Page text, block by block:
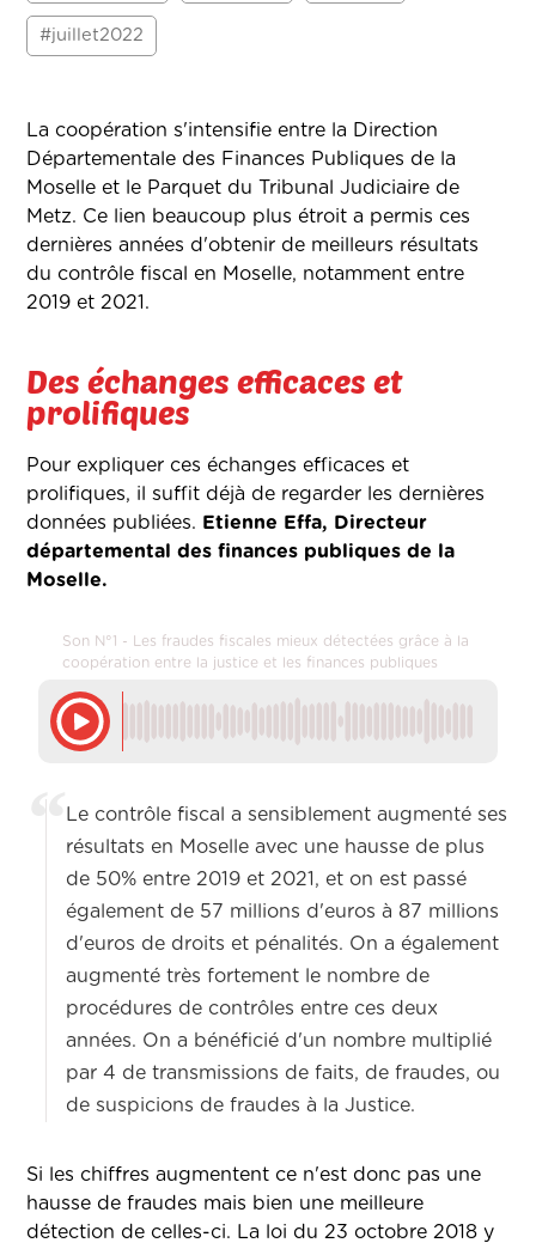
#juillet2022
La coopération s'intensifie entre la Direction
Départementale des Finances Publiques de la
Moselle et le Parquet du Tribunal Judiciaire de
Metz. Ce lien beaucoup plus étroit a permis ces
dernières années d'obtenir de meilleurs résultats
du contrôle fiscal en Moselle, notamment entre
2019 et 2021.
Des échanges efficaces et
prolifiques
Pour expliquer ces échanges efficaces et
prolifiques, il suffit déjà de regarder les dernières
données publiées. Etienne Effa, Directeur
départemental des finances publiques de la
Moselle.
Son N°1 - Les fraudes fiscales mieux détectées grâce à la
coopération entre la justice et les finances publiques
Le contrôle fiscal a sensiblement augmenté ses
résultats en Moselle avec une hausse de plus
de 50% entre 2019 et 2021, et on est passé
également de 57 millions d'euros à 87 millions
d'euros de droits et pénalités. On a également
augmenté très fortement le nombre de
procédures de contrôles entre ces deux
années. On a bénéficié d'un nombre multiplié
par 4 de transmissions de faits, de fraudes, ou
de suspicions de fraudes à la Justice.
Si les chiffres augmentent ce n'est donc pas une
hausse de fraudes mais bien une meilleure
détection de celles-ci. La loi du 23 octobre 2018 y